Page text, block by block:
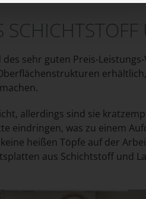
sehr guten Preis-
allerdings sind sie
eindringen, was zu einem
heißen Töpfe auf der
aus Schichtstoff und